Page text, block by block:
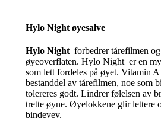
Hylo Night øyesalve
Hylo Night forbedrer tårefilmen
øyeoverflaten. Hylo Night er en
som lett fordeles på øyet. Vitamin
bestanddel av tårefilmen, noe som
tolereres godt. Lindrer følelsen av
trette øyne. Øyelokkene glir lettere
bindevev.